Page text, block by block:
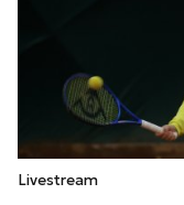
Livestream